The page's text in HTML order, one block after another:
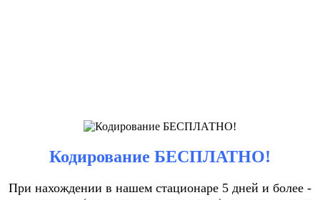
Кодирование БЕСПЛАТНО!
При нахождении в нашем стационаре 5 дней и более -